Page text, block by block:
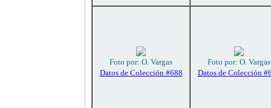
Foto por: O. Vargas
Datos de Colección #688
Foto por: O. Vargas
Datos de Colección